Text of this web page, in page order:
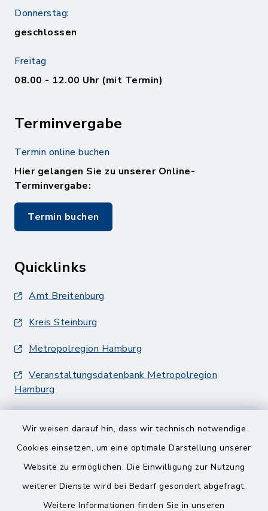
Wir weisen darauf hin, dass wir technisch notwendige
Cookies einsetzen, um eine optimale Darstellung unserer
Website zu ermöglichen. Die Einwilligung zur Nutzung
weiterer Dienste wird bei Bedarf gesondert abgefragt.
Weitere Informationen finden Sie in unseren
Donnerstag:
geschlossen
Freitag
08.00 - 12.00 Uhr (mit Termin)
Terminvergabe
Termin online buchen
Hier gelangen Sie zu unserer Online-
Terminvergabe:
Termin buchen
Quicklinks
Amt Breitenburg
Kreis Steinburg
Metropolregion Hamburg
Veranstaltungsdatenbank Metropolregion
Hamburg